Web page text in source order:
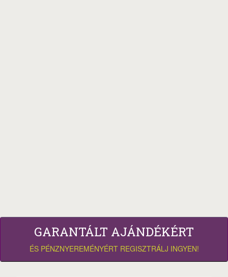
GARANTÁLT AJÁNDÉKÉRT
ÉS PÉNZNYEREMÉNYÉRT REGISZTRÁLJ INGYEN!